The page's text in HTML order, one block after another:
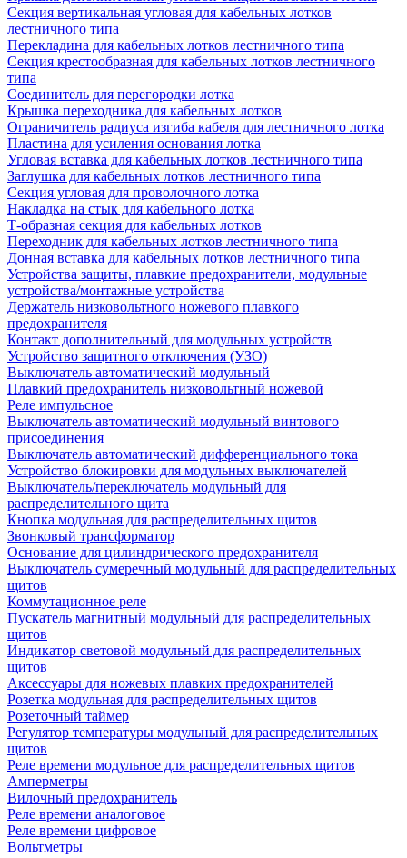
Секция вертикальная угловая для кабельных лотков
лестничного типа
Перекладина для кабельных лотков лестничного типа
Секция крестообразная для кабельных лотков лестничного
типа
Соединитель для перегородки лотка
Крышка переходника для кабельных лотков
Ограничитель радиуса изгиба кабеля для лестничного лотка
Пластина для усиления основания лотка
Угловая вставка для кабельных лотков лестничного типа
Заглушка для кабельных лотков лестничного типа
Секция угловая для проволочного лотка
Накладка на стык для кабельного лотка
Т-образная секция для кабельных лотков
Переходник для кабельных лотков лестничного типа
Донная вставка для кабельных лотков лестничного типа
Устройства защиты, плавкие предохранители, модульные
устройства/монтажные устройства
Держатель низковольтного ножевого плавкого
предохранителя
Контакт дополнительный для модульных устройств
Устройство защитного отключения (УЗО)
Выключатель автоматический модульный
Плавкий предохранитель низковольтный ножевой
Реле импульсное
Выключатель автоматический модульный винтового
присоединения
Выключатель автоматический дифференциального тока
Устройство блокировки для модульных выключателей
Выключатель/переключатель модульный для
распределительного щита
Кнопка модульная для распределительных щитов
Звонковый трансформатор
Основание для цилиндрического предохранителя
Выключатель сумеречный модульный для распределительных
щитов
Коммутационное реле
Пускатель магнитный модульный для распределительных
щитов
Индикатор световой модульный для распределительных
щитов
Аксессуары для ножевых плавких предохранителей
Розетка модульная для распределительных щитов
Розеточный таймер
Регулятор температуры модульный для распределительных
щитов
Реле времени модульное для распределительных щитов
Амперметры
Вилочный предохранитель
Реле времени аналоговое
Реле времени цифровое
Вольтметры